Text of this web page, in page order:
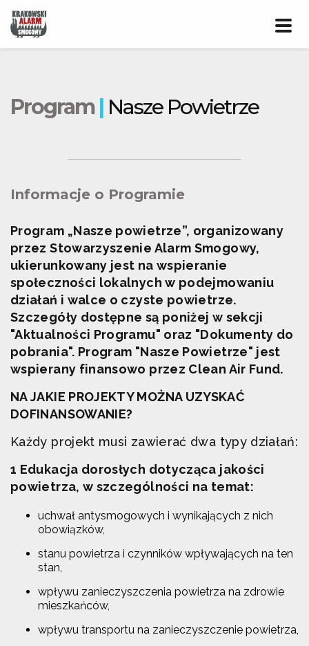
Program| Nasze Powietrze
Informacje o Programie
Program „Nasze powietrze”, organizowany
przez Stowarzyszenie Alarm Smogowy,
ukierunkowany jest na wspieranie
społeczności lokalnych w podejmowaniu
działań i walce o czyste powietrze.
Szczegóły dostępne są poniżej w sekcji
"Aktualności Programu" oraz "Dokumenty do
pobrania". Program "Nasze Powietrze" jest
wspierany finansowo przez Clean Air Fund.
NA JAKIE PROJEKTY MOŻNA UZYSKAĆ
DOFINANSOWANIE?
Każdy projekt musi zawierać dwa typy działań:
1 Edukacja dorosłych dotycząca jakości
powietrza, w szczególności na temat:
uchwał antysmogowych i wynikających z nich
obowiązków,
stanu powietrza i czynników wpływających na ten
stan,
wpływu zanieczyszczenia powietrza na zdrowie
mieszkańców,
wpływu transportu na zanieczyszczenie powietrza,